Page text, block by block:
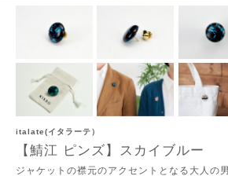
italate(イタラーテ）
【鯖江 ピンズ】スカイブルー
ジャケットの襟元のアクセントとなる大人の